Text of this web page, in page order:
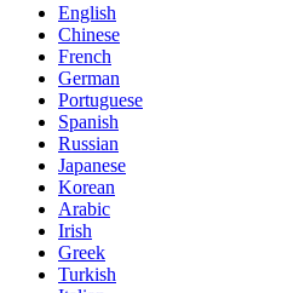
English
Chinese
French
German
Portuguese
Spanish
Russian
Japanese
Korean
Arabic
Irish
Greek
Turkish